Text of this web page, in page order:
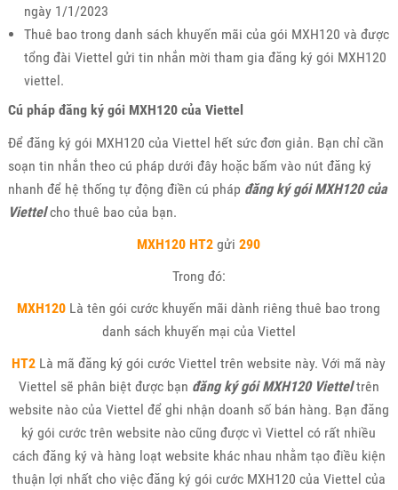
ngày 1/1/2023
Thuê bao trong danh sách khuyến mãi của gói MXH120 và được
tổng đài Viettel gửi tin nhắn mời tham gia đăng ký gói MXH120
viettel.
Cú pháp đăng ký gói MXH120 của Viettel
Để đăng ký gói MXH120 của Viettel hết sức đơn giản. Bạn chỉ cần
soạn tin nhắn theo cú pháp dưới đây hoặc bấm vào nút đăng ký
nhanh để hệ thống tự động điền cú pháp đăng ký gói MXH120 của
Viettelcho thuê bao của bạn.
MXH120 HT2 gửi 290
Trong đó:
MXH120 Là tên gói cước khuyến mãi dành riêng thuê bao trong
danh sách khuyến mại của Viettel
HT2 Là mã đăng ký gói cước Viettel trên website này. Với mã này
Viettel sẽ phân biệt được bạn đăng ký gói MXH120 Vietteltrên
website nào của Viettel để ghi nhận doanh số bán hàng. Bạn đăng
ký gói cước trên website nào cũng được vì Viettel có rất nhiều
cách đăng ký và hàng loạt website khác nhau nhằm tạo điều kiện
thuận lợi nhất cho việc đăng ký gói cước MXH120 của Viettel của